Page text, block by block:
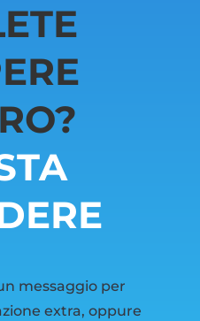
messaggio per
extra, oppure